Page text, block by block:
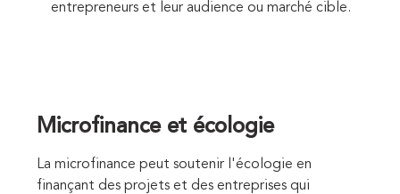
entrepreneurs et leur audience ou marché cible.
Microfinance et écologie
La microfinance peut soutenir l'écologie en
finançant des projets et des entreprises qui